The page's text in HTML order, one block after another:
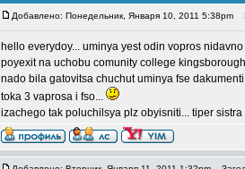
Добавлено: Понедельник, Января 10, 2011 5:38pm
hello everydoy... uminya yest odin vopros
poyexit na uchobu comunity college
nado bila gatovitsa chuchut uminya fse
toka 3 vaprosa i fso...
izachego tak poluchilsya plz obyisniti... tiper